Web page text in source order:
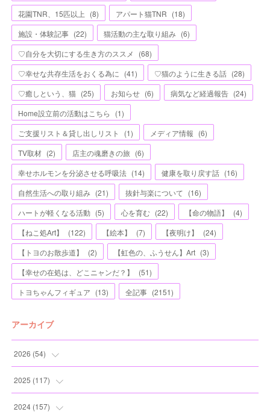
花園TNR、15匹以上 (8) アパート猫TNR (18)
施設・体験記事 (22) 猫活動の主な取り組み (6)
♡自分を大切にする生き方のススメ
(68)
♡幸せな共存生活をおくる為に (41) ♡猫のように生きる話 (28)
♡癒しという、猫 (25) お知らせ (6) 病気など経過報告 (24)
Home設立前の活動はこちら
(1)
ご支援リスト＆貸し出しリスト
(1) メディア情報 (6)
TV取材 (2) 店主の魂磨きの旅 (6)
幸せホルモンを分泌させる呼吸法 (14) 健康を取り戻す話 (16)
自然生活への取り組み (21) 抜針与楽について (16)
ハートが軽くなる活動 (5) 心を育む (22) 【命の物語】 (4)
【ねこ処Art】
(122) 【絵本】 (7) 【夜明け】 (24)
【トヨのお散歩道】
(2) 【虹色の、ふうせん】Art (3)
【幸せの在処は、どこニャンだ？】
(51)
トヨちゃんフィギュア (13) 全記事 (2151)
アーカイブ
2026 (54)
(2)
(5)
2025 (117)
(11
2024(157)